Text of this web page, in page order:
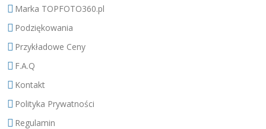
Marka TOPFOTO360.pl
Podziękowania
Przykładowe Ceny
F.A.Q
Kontakt
Polityka Prywatności
Regulamin